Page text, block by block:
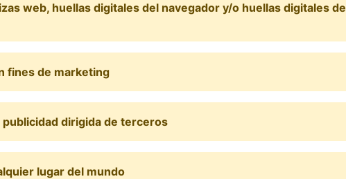
web, huellas digitales del navegador y/o huellas digitales
fines de marketing
dirigida de terceros
lugar del mundo